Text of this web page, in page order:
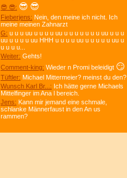
😎 😎: 😎 😎
Fieberjens: Nein, den meine ich nicht. Ich
meine meinen Zahnarzt
G: u u u uu u u u u uu u u u u u u u uu u u u
uu u u u u uu HHH u u u u uu u u u u u uu u
u u u u...
Weiter: Gehts!
Comment-king: Wieder n Promi beleidigt 😏
Tüftler: Michael Mittermeier? meinst du den?
Wunsch Karl Br...: Ich hätte gerne Michaels
Mittelfinger im Ana l bereich.
Jens: Kann mir jemand eine schmale,
schlanke Männerfaust in den An us
rammen?